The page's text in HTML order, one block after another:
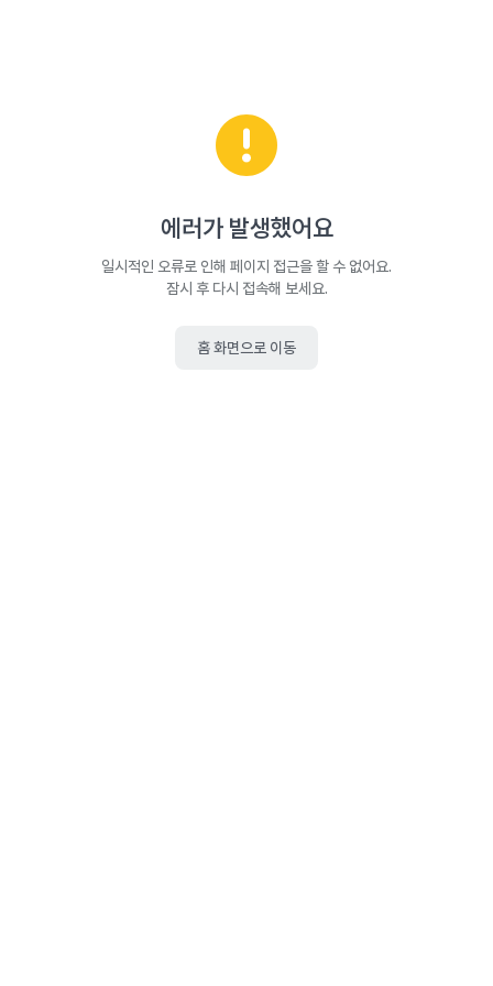
에러가 발생했어요
일시적인 오류로 인해 페이지 접근을 할 수 없어요.
잠시 후 다시 접속해 보세요.
홈 화면으로 이동